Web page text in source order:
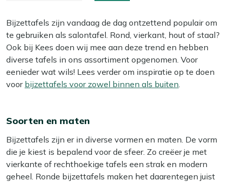
Bijzettafels zijn vandaag de dag ontzettend populair om
te gebruiken als salontafel. Rond, vierkant, hout of staal?
Ook bij Kees doen wij mee aan deze trend en hebben
diverse tafels in ons assortiment opgenomen. Voor
eenieder wat wils! Lees verder om inspiratie op te doen
voor bijzettafels voor zowel binnen als buiten.
Soorten en maten
Bijzettafels zijn er in diverse vormen en maten. De vorm
die je kiest is bepalend voor de sfeer. Zo creëer je met
vierkante of rechthoekige tafels een strak en modern
geheel. Ronde bijzettafels maken het daarentegen juist